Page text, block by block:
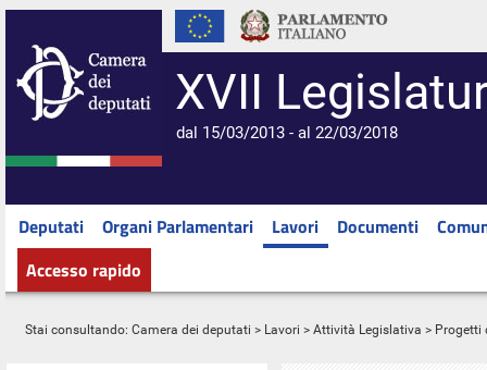
XVII
dal 15/03/2013 - al 22/03/2018
Deputati Organi Parlamentari Lavori Documenti
Accesso rapido
Stai consultando: Camera dei deputati > Lavori > Attività Legislativa > Progetti